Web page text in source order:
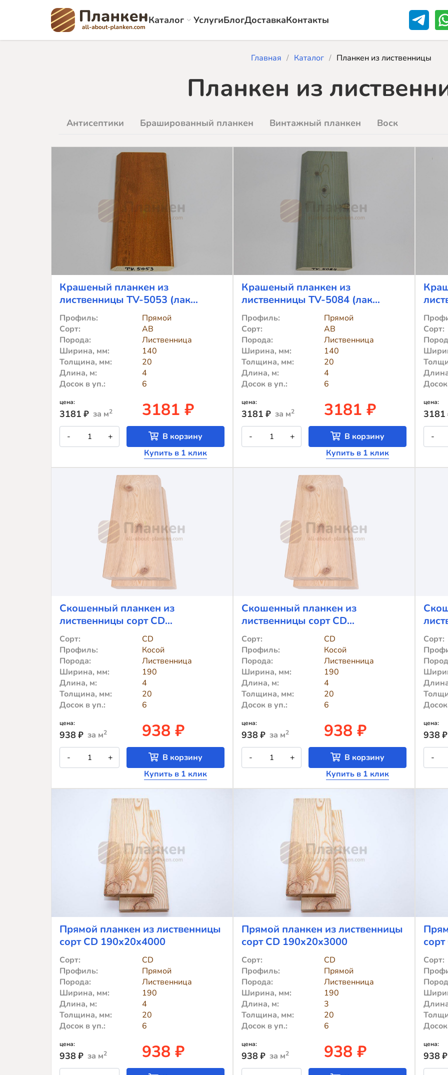
Каталог УслугиБлогДоставкаКонтакты
Главная Каталог Планкен из лиственницы
Планкен из
Антисептики Брашированный планкен Винтажный планкен Воск
Крашеный планкен из
лиственницы TV-5053 (лак
Teknos)
Профиль:
Прямой
Сорт:
АВ
Порода:
Лиственница
Ширина, мм:
140
Толщина, мм:
20
Длина, м:
4
Досок в уп.:
6
цена:
3181 ₽ за м2 3181 ₽
-
Количество
товара
Крашеный
лиственницы
+
В корзину
Купить в 1 клик
Крашеный планкен из
лиственницы TV-5084 (лак
Teknos)
Профиль:
Прямой
Сорт:
АВ
Порода:
Лиственница
Ширина, мм:
140
Толщина, мм:
20
Длина, м:
4
Досок в уп.:
6
цена:
3181 ₽ за м2 3181 ₽
-
Количество
товара
Крашеный
лиственницы
+
В корзину
Купить в 1 клик
Сорт:
цена:
3181
-
Cкошенный планкен из
лиственницы сорт CD
190x20x2000
Сорт:
CD
Профиль:
Косой
Порода:
Лиственница
Ширина, мм:
190
Длина, м:
4
Толщина, мм:
20
Досок в уп.:
6
цена:
938 ₽ за м2 938 ₽
-
Количество
товара
Cкошенный
лиственницы
190x20x2000
+
В корзину
Купить в 1 клик
Cкошенный планкен из
лиственницы сорт CD
190x20x4000
Сорт:
CD
Профиль:
Косой
Порода:
Лиственница
Ширина, мм:
190
Длина, м:
4
Толщина, мм:
20
Досок в уп.:
6
цена:
938 ₽ за м2 938 ₽
-
Количество
товара
Cкошенный
лиственницы
190x20x4000
+
В корзину
Купить в 1 клик
Сорт:
цена:
938 ₽
-
Прямой планкен из лиственницы
сорт CD 190x20x4000
Сорт:
CD
Профиль:
Прямой
Порода:
Лиственница
Ширина, мм:
190
Длина, м:
4
Толщина, мм:
20
Досок в уп.:
6
цена:
938 ₽ за м2 938 ₽
Количество
Прямой планкен из лиственницы
сорт CD 190x20x3000
Сорт:
CD
Профиль:
Прямой
Порода:
Лиственница
Ширина, мм:
190
Длина, м:
3
Толщина, мм:
20
Досок в уп.:
6
цена:
938 ₽ за м2 938 ₽
Количество
Сорт:
цена:
938 ₽